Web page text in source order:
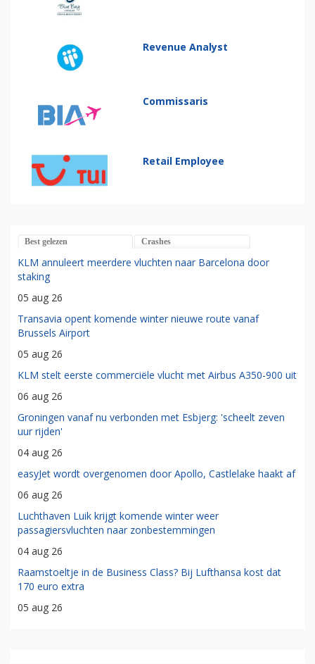
Revenue Analyst
Commissaris
Retail Employee
Best gelezen Crashes
KLM annuleert meerdere vluchten naar Barcelona door
staking
05 aug 26
Transavia opent komende winter nieuwe route vanaf
Brussels Airport
05 aug 26
KLM stelt eerste commerciële vlucht met Airbus A350-900 uit
06 aug 26
Groningen vanaf nu verbonden met Esbjerg: 'scheelt zeven
uur rijden'
04 aug 26
easyJet wordt overgenomen door Apollo, Castlelake haakt af
06 aug 26
Luchthaven Luik krijgt komende winter weer
passagiersvluchten naar zonbestemmingen
04 aug 26
Raamstoeltje in de Business Class? Bij Lufthansa kost dat
170 euro extra
05 aug 26